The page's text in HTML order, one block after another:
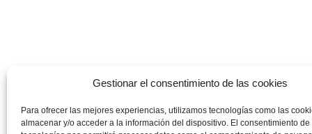
Gestionar el consentimiento de las cookies
Para ofrecer las mejores experiencias, utilizamos tecnologías como las
almacenar y/o acceder a la información del dispositivo. El consentimiento de